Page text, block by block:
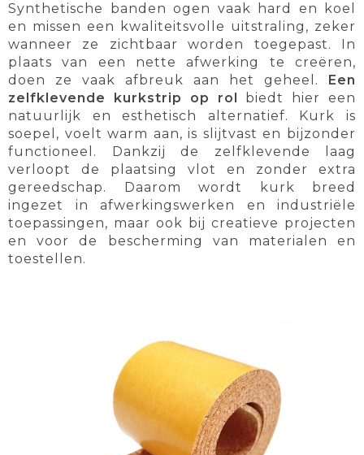
Synthetische banden ogen vaak hard en koel
en missen een kwaliteitsvolle uitstraling, zeker
wanneer ze zichtbaar worden toegepast. In
plaats van een nette afwerking te creëren,
doen ze vaak afbreuk aan het geheel.
Een
zelfklevende kurkstrip op rol
biedt hier een
natuurlijk en esthetisch alternatief. Kurk is
soepel, voelt warm aan, is slijtvast en bijzonder
functioneel. Dankzij de zelfklevende laag
verloopt de plaatsing vlot en zonder extra
gereedschap. Daarom wordt kurk breed
ingezet in afwerkingswerken en industriële
toepassingen, maar ook bij creatieve projecten
en voor de bescherming van materialen en
toestellen.